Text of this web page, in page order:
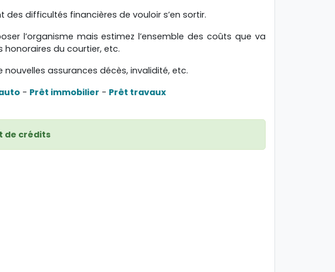
difficultés financières de vouloir s’en sortir.
l’organisme mais estimez l’ensemble des coûts que va
du courtier, etc.
assurances décès, invalidité, etc.
- Prêt immobilier - Prêt travaux
de crédits